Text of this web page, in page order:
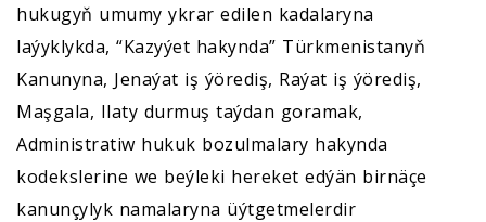
hukugyň umumy ykrar edilen kadalaryna
laýyklykda, “Kazyýet hakynda” Türkmenistanyň
Kanunyna, Jenaýat iş ýörediş, Raýat iş ýörediş,
Maşgala, Ilaty durmuş taýdan goramak,
Administratiw hukuk bozulmalary hakynda
kodekslerine we beýleki hereket edýän birnäçe
kanunçylyk namalaryna üýtgetmelerdir